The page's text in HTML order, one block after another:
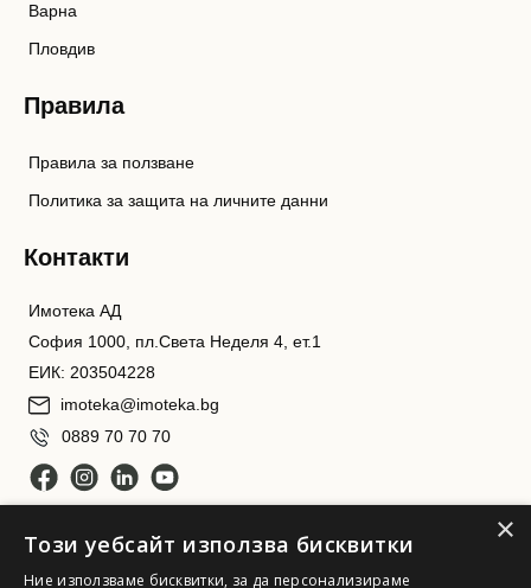
Варна
Пловдив
Правила
Правила за ползване
Политика за защита на личните данни
Контакти
Имотека АД
София 1000, пл.Света Неделя 4, ет.1
ЕИК: 203504228
imoteka@imoteka.bg
0889 70 70 70
×
Този уебсайт използва бисквитки
Ние използваме бисквитки, за да персонализираме